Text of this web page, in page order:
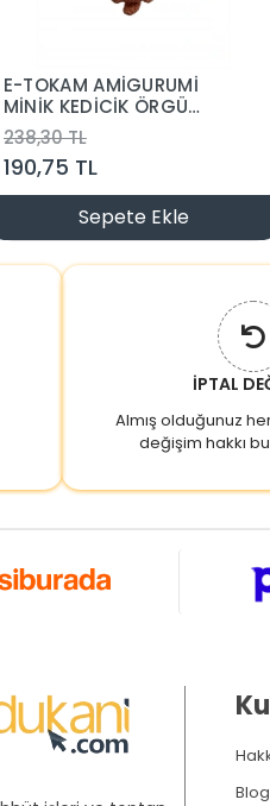
E-TOKAM AMİGURUMİ
MİNİK KEDİCİK ÖRGÜ
ANAHTARLIK
238,30 TL
190,75 TL
Sepete Ekle
İPTAL
Almış olduğunuz
değişim hakkı
Blog